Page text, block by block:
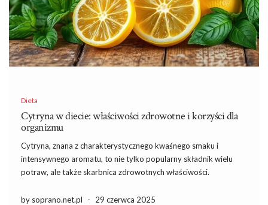
Dieta
Cytryna w diecie: właściwości zdrowotne i korzyści dla
organizmu
Cytryna, znana z charakterystycznego kwaśnego smaku i
intensywnego aromatu, to nie tylko popularny składnik wielu
potraw, ale także skarbnica zdrowotnych właściwości.
minerały oraz przeciwutleniacze, które wspierają organizm na
by soprano.net.pl - 29 czerwca 2025